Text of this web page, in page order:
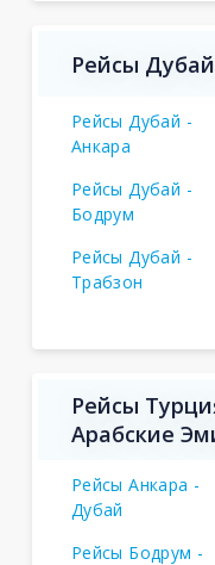
Рейсы
Рейсы Дубай -
Анкара
Рейсы Дубай -
Бодрум
Рейсы Дубай -
Трабзон
Рейсы
Арабские
Рейсы Анкара -
Дубай
Рейсы Бодрум -